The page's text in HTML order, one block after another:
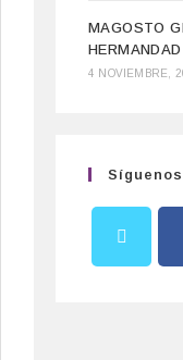
MAGOSTO
4 NOVIEMBRE,
Síguenos